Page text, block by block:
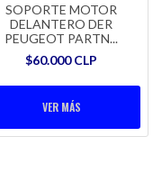
SOPORTE MOTOR
DELANTERO DER
PEUGEOT PARTN...
$60.000 CLP
VER MÁS